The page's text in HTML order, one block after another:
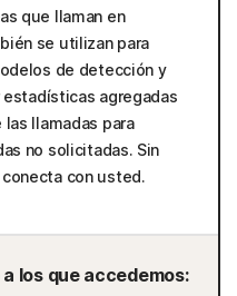
que llaman en
se utilizan para
de detección y
estadísticas agregadas
llamadas para
no solicitadas. Sin
con usted.
los que accedemos: